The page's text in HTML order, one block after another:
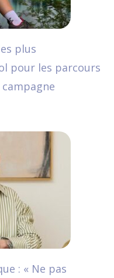
plus
pour les parcours
: « Ne pas